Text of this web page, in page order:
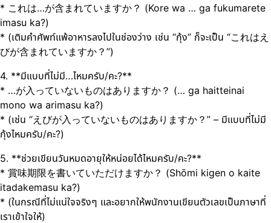
* これは…が含まれていますか？ (Kore wa … ga fukumarete
imasu ka?)
* (เติมคำศัพท์แพ้อาหารลงไปในช่องว่าง เช่น “กุ้ง” ก็จะเป็น “これはえ
びが含まれていますか？”)
4. **มีแบบที่ไม่มี…ไหมครับ/คะ?**
* …が入っていないものはありますか？ (… ga haitteinai
mono wa arimasu ka?)
* (เช่น “えびが入っていないものはありますか？” – มีแบบที่ไม่มี
กุ้งไหมครับ/คะ?)
5. **ช่วยเขียนวันหมดอายุให้หน่อยได้ไหมครับ/คะ?**
* 賞味期限を書いていただけますか？ (Shōmi kigen o kaite
itadakemasu ka?)
* (ในกรณีที่ไม่แน่ใจจริงๆ และอยากให้พนักงานเขียนตัวเลขเป็นภาษาที่
เราเข้าใจให้)